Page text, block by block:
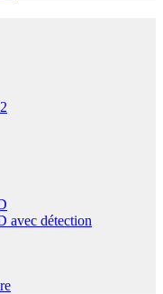
avec détection